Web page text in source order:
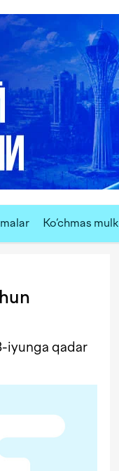
Ko‘chmas mulk
iyunga qadar